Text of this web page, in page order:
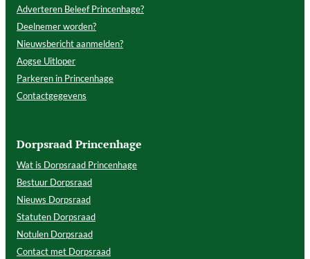
Adverteren Beleef Princenhage?
Deelnemer worden?
Nieuwsbericht aanmelden?
Aogse Uitloper
Parkeren in Princenhage
Contactgegevens
Dorpsraad Princenhage
Wat is Dorpsraad Princenhage
Bestuur Dorpsraad
Nieuws Dorpsraad
Statuten Dorpsraad
Notulen Dorpsraad
Contact met Dorpsraad